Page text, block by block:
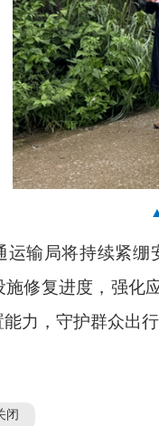
运输局将持续紧
修复进度，强化
力，守护群众出行
闭